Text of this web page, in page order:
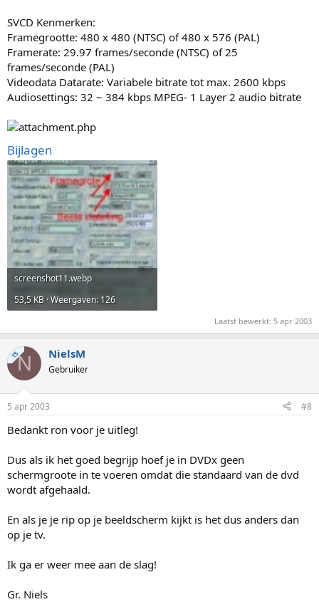
SVCD Kenmerken:
Framegrootte: 480 x 480 (NTSC) of 480 x 576 (PAL)
Framerate: 29.97 frames/seconde (NTSC) of 25
frames/seconde (PAL)
Videodata Datarate: Variabele bitrate tot max. 2600 kbps
Audiosettings: 32 ~ 384 kbps MPEG- 1 Layer 2 audio bitrate
Bijlagen
screenshot11.webp
53,5 KB · Weergaven: 126
Laatst bewerkt: 5 apr 2003
TSN NielsM
Gebruiker
5 apr 2003 #8
Bedankt ron voor je uitleg!
Dus als ik het goed begrijp hoef je in DVDx geen
schermgroote in te voeren omdat die standaard van de dvd
wordt afgehaald.
En als je je rip op je beeldscherm kijkt is het dus anders dan
op je tv.
Ik ga er weer mee aan de slag!
Gr. Niels